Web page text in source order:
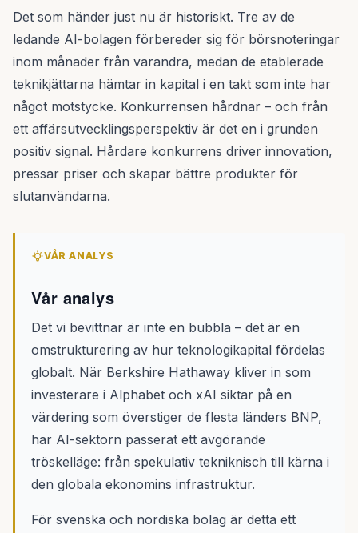
Det som händer just nu är historiskt. Tre av de
ledande AI-bolagen förbereder sig för börsnoteringar
inom månader från varandra, medan de etablerade
teknikjättarna hämtar in kapital i en takt som inte har
något motstycke. Konkurrensen hårdnar – och från
ett affärsutvecklingsperspektiv är det en i grunden
positiv signal. Hårdare konkurrens driver innovation,
pressar priser och skapar bättre produkter för
slutanvändarna.
VÅR ANALYS
Vår analys
Det vi bevittnar är inte en bubbla – det är en
omstrukturering av hur teknologikapital fördelas
globalt. När Berkshire Hathaway kliver in som
investerare i Alphabet och xAI siktar på en
värdering som överstiger de flesta länders BNP,
har AI-sektorn passerat ett avgörande
tröskelläge: från spekulativ tekniknisch till kärna i
den globala ekonomins infrastruktur.
För svenska och nordiska bolag är detta ett